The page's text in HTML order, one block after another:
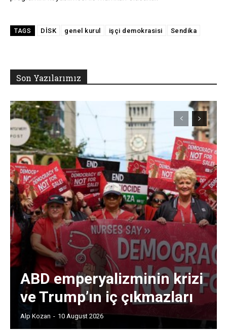
TAGS DİSK genel kurul işçi demokrasisi Sendika
Son Yazılarımız
ABD emperyalizminin krizi
ve Trump’ın iç çıkmazları
Alp Kozan - 10 August 2026